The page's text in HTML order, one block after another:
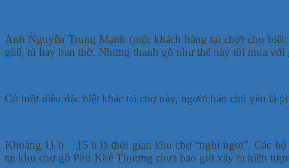
Anh Nguyễn Trung Mạnh (một khách hàng tại chợ) cho
ghế, tủ hay ban thờ. Những thanh gỗ như thế này tôi mua
Có một điều đặc biệt khác tại chợ này, người bán chủ yếu là
Khoảng 11 h – 15 h là thời gian khu chợ “nghỉ ngơi”. Các
tại khu chợ gỗ Phù Khê Thượng chưa bao giờ xảy ra hiện